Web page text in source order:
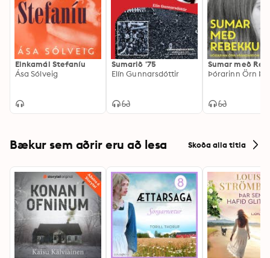
Einkamál Stefaníu
Ása Sólveig
Sumarið '75
Elín Gunnarsdóttir
Sumar með
Bækur sem aðrir eru að lesa Skoða alla titla